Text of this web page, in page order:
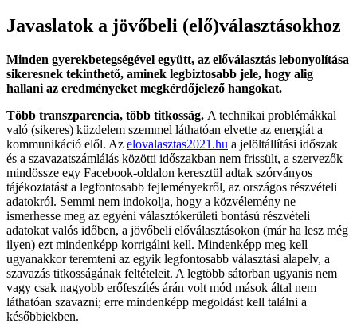
Javaslatok a jövőbeli (elő)választásokhoz
Minden gyerekbetegségével együtt, az előválasztás lebonyolítása
sikeresnek tekinthető, aminek legbiztosabb jele, hogy alig
hallani az eredményeket megkérdőjelező hangokat.
Több transzparencia, több titkosság. A technikai problémákkal
való (sikeres) küzdelem szemmel láthatóan elvette az energiát a
kommunikáció elől. Az elovalasztas2021.hu a jelöltállítási időszak
és a szavazatszámlálás közötti időszakban nem frissült, a szervezők
mindössze egy Facebook-oldalon keresztül adtak szórványos
tájékoztatást a legfontosabb fejleményekről, az országos részvételi
adatokról. Semmi nem indokolja, hogy a közvélemény ne
ismerhesse meg az egyéni választókerületi bontású részvételi
adatokat valós időben, a jövőbeli előválasztásokon (már ha lesz még
ilyen) ezt mindenképp korrigálni kell. Mindenképp meg kell
ugyanakkor teremteni az egyik legfontosabb választási alapelv, a
szavazás titkosságának feltételeit. A legtöbb sátorban ugyanis nem
vagy csak nagyobb erőfeszítés árán volt mód mások által nem
láthatóan szavazni; erre mindenképp megoldást kell találni a
későbbiekben.